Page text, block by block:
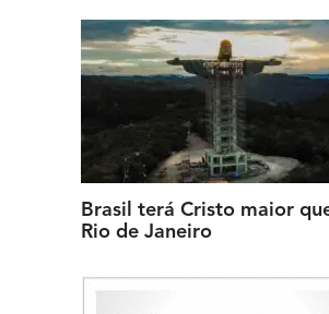
Brasil terá Cristo maior
Rio de Janeiro